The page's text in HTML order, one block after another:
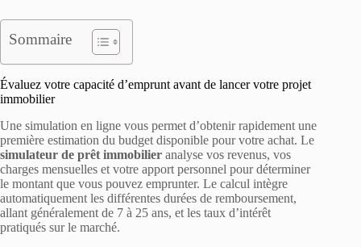
Sommaire
Évaluez votre capacité d’emprunt avant de lancer votre projet
immobilier
Une simulation en ligne vous permet d’obtenir rapidement une
première estimation du budget disponible pour votre achat. Le
simulateur de prêt immobilier analyse vos revenus, vos
charges mensuelles et votre apport personnel pour déterminer
le montant que vous pouvez emprunter. Le calcul intègre
automatiquement les différentes durées de remboursement,
allant généralement de 7 à 25 ans, et les taux d’intérêt
pratiqués sur le marché.